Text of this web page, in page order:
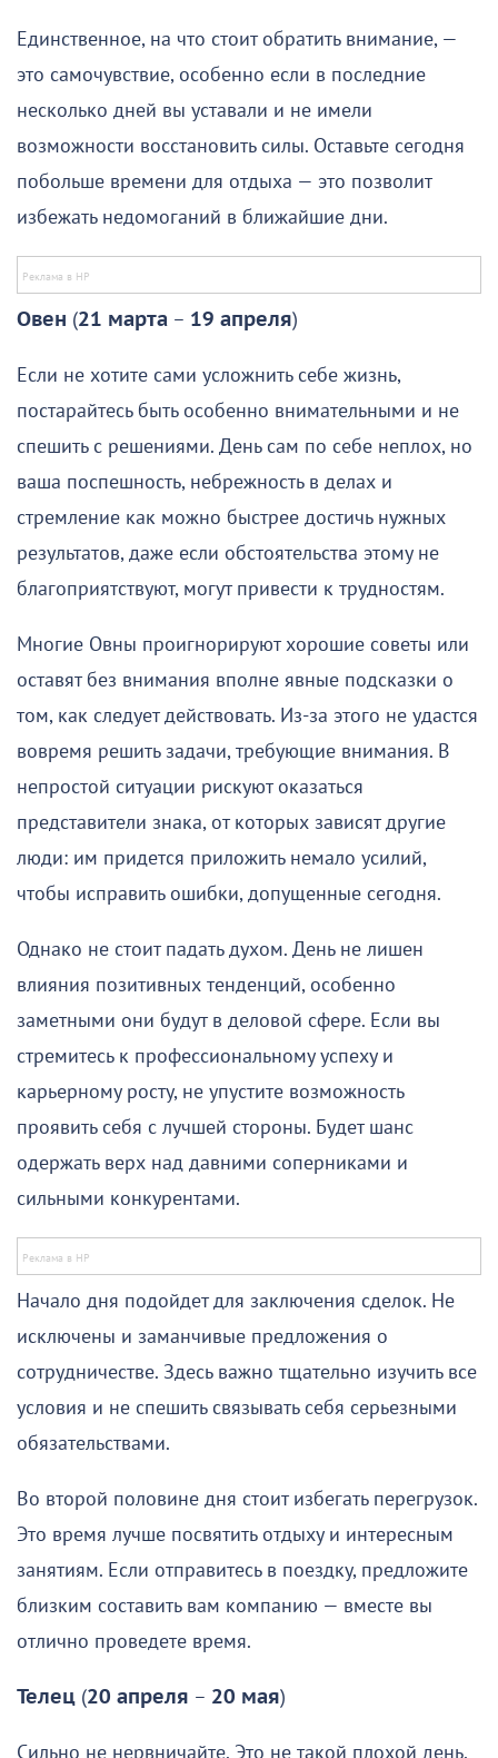
Единственное, на что стоит обратить внимание, —
это самочувствие, особенно если в последние
несколько дней вы уставали и не имели
возможности восстановить силы. Оставьте сегодня
побольше времени для отдыха — это позволит
избежать недомоганий в ближайшие дни.
Овен (21 марта – 19 апреля)
Если не хотите сами усложнить себе жизнь,
постарайтесь быть особенно внимательными и не
спешить с решениями. День сам по себе неплох, но
ваша поспешность, небрежность в делах и
стремление как можно быстрее достичь нужных
результатов, даже если обстоятельства этому не
благоприятствуют, могут привести к трудностям.
Многие Овны проигнорируют хорошие советы или
оставят без внимания вполне явные подсказки о
том, как следует действовать. Из-за этого не удастся
вовремя решить задачи, требующие внимания. В
непростой ситуации рискуют оказаться
представители знака, от которых зависят другие
люди: им придется приложить немало усилий,
чтобы исправить ошибки, допущенные сегодня.
Однако не стоит падать духом. День не лишен
влияния позитивных тенденций, особенно
заметными они будут в деловой сфере. Если вы
стремитесь к профессиональному успеху и
карьерному росту, не упустите возможность
проявить себя с лучшей стороны. Будет шанс
одержать верх над давними соперниками и
сильными конкурентами.
Начало дня подойдет для заключения сделок. Не
исключены и заманчивые предложения о
сотрудничестве. Здесь важно тщательно изучить все
условия и не спешить связывать себя серьезными
обязательствами.
Во второй половине дня стоит избегать перегрузок.
Это время лучше посвятить отдыху и интересным
занятиям. Если отправитесь в поездку, предложите
близким составить вам компанию — вместе вы
отлично проведете время.
Телец (20 апреля – 20 мая)